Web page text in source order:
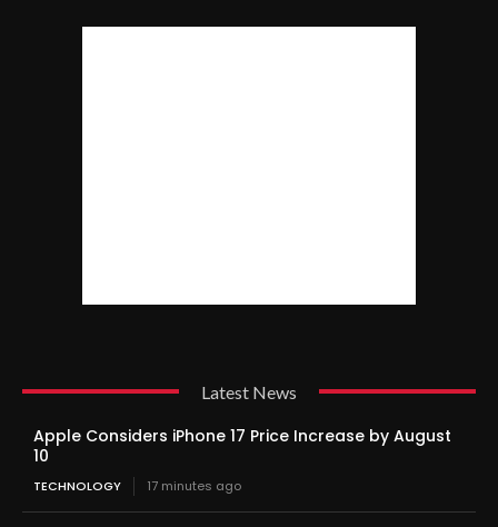
Latest News
Apple Considers iPhone 17 Price Increase by August
10
TECHNOLOGY 17 minutes ago